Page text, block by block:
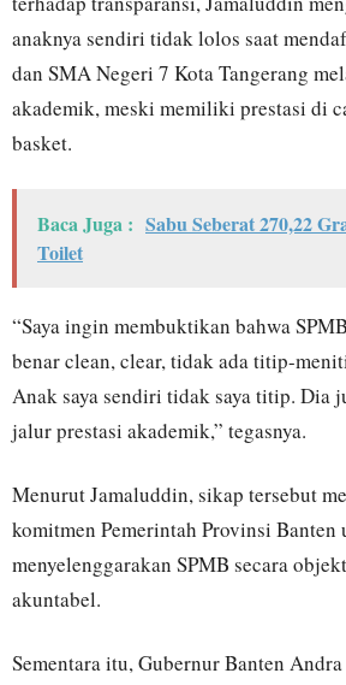
anaknya sendiri tidak lolos saat
dan SMA Negeri 7 Kota Tangerang
akademik, meski memiliki prestasi di
basket.
Baca Juga : Sabu Seberat 270,22
Toilet
“Saya ingin membuktikan bahwa
benar clean, clear, tidak ada titip-
Anak saya sendiri tidak saya titip. Dia
jalur prestasi akademik,” tegasnya.
Menurut Jamaluddin, sikap tersebut
komitmen Pemerintah Provinsi Banten
menyelenggarakan SPMB secara
akuntabel.
Sementara itu, Gubernur Banten